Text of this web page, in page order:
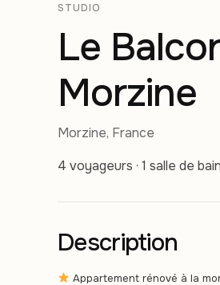
STUDIO
Le
Morzine
Morzine, France
4 voyageurs · 1 salle de bain
Description
Appartement rénové à la